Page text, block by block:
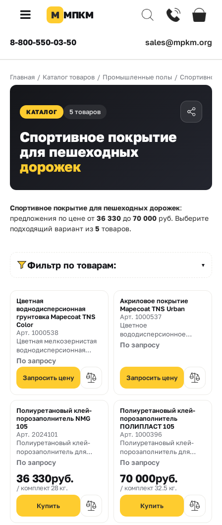
×
КОМПАНИЯ
компании
Оплата
Каталог
Бренды
Прайс-
Калькуляторы
Контакты
8
800
550-
03-
50
sales@mpkm.org
М МПКМ
8-800-550-03-50 sales@mpkm.org
Главная / Каталог товаров / Промышленные полы / Спортивное
КАТАЛОГ 5 товаров
Спортивное покрытие
для пешеходных
дорожек
Спортивное покрытие для пешеходных дорожек:
предложения по цене от 36 330 до 70 000 руб. Выберите
подходящий вариант из 5 товаров.
Фильтр по товарам: ▼
Цветная
воднодисперсионная
грунтовка Mapecoat TNS
Color
Арт. 1000538
Цветная мелкозернистая
воднодисперсионная
грунтовка на основе
акриловой смолы и
микрозернистого
кварцевого песка для
применения на открытых и
кортах, многоцелевых
спортивных площадках,
велосипедных и
пешеходных дорожках
По запросу
Запросить цену
Акриловое покрытие
Mapecoat TNS Urban
Арт. 1000537
Цветное
вододисперсионное
акриловое покрытие с
велосипедных и
пешеходных дорожек, а
также элементов
городской архитектуры
По запросу
Запросить цену
Полиуретановый клей-
порозаполнитель NMG
105
Арт. 2024101
Полиуретановый клей-
порозаполнитель для
подложек из резиновой
По запросу
36 330руб.
комплект 28 кг.
Полиуретановый клей-
порозаполнитель
ПОЛИПЛАСТ 105
Арт. 1000396
Полиуретановый клей-
порозаполнитель для
подложек из резиновой
По запросу
70 000руб.
комплект 32.5 кг.